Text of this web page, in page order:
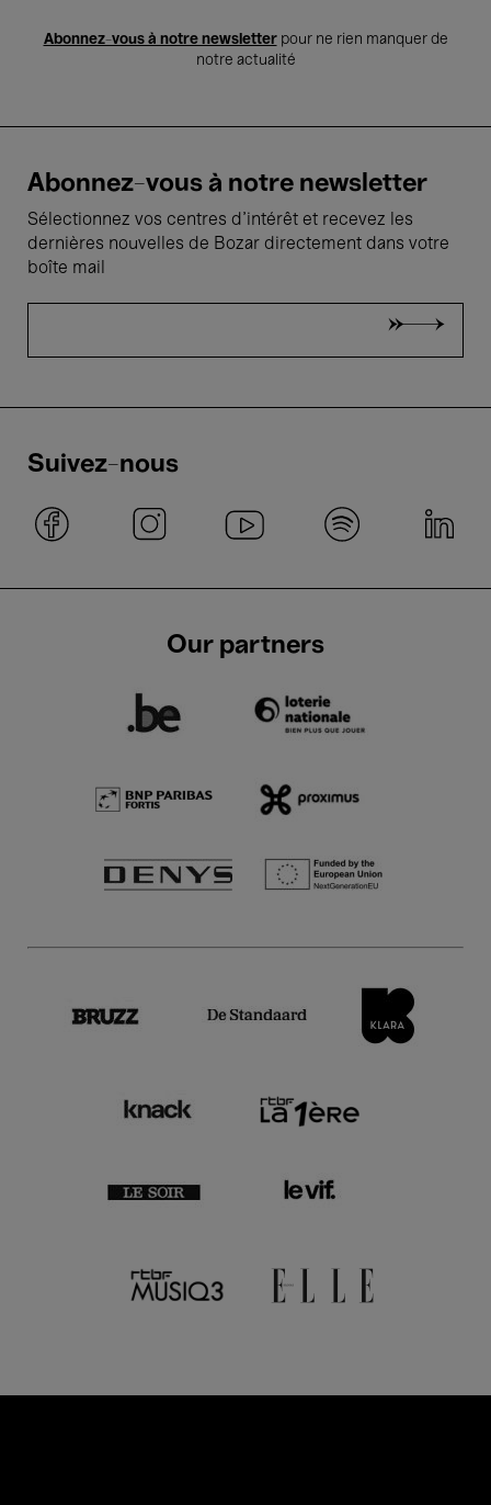
Abonnez-vous à notre newsletterpour ne rien manquer de
notre actualité
Abonnez-vous à notre newsletter
Sélectionnez vos centres d'intérêt et recevez les
dernières nouvelles de Bozar directement dans votre
boîte mail
Suivez-nous
Our partners